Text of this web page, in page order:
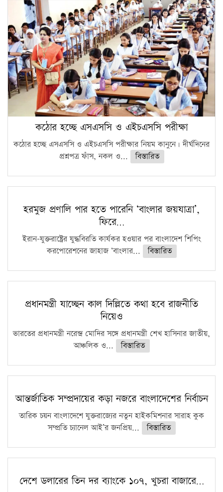
কঠোর হচ্ছে এসএসসি ও এইচএসসি পরীক্ষা
কঠোর হচ্ছে এসএসসি ও এইচএসসি পরীক্ষার নিয়ম কানুনে। দীর্ঘদিনের
প্রশ্নপত্র ফাঁস, নকল ও...
বিস্তারিত
হরমুজ প্রণালি পার হতে পারেনি ‘বাংলার জয়যাত্রা’,
ফিরে…
ইরান-যুক্তরাষ্ট্রের যুদ্ধবিরতি কার্যকর হওয়ার পর বাংলাদেশ শিপিং
করপোরেশনের জাহাজ ‘বাংলার...
বিস্তারিত
প্রধানমন্ত্রী যাচ্ছেন কাল দিল্লিতে কথা হবে রাজনীতি
নিয়েও
ভারতের প্রধানমন্ত্রী নরেন্দ্র মোদির সঙ্গে প্রধানমন্ত্রী শেখ হাসিনার জাতীয়,
আঞ্চলিক ও...
বিস্তারিত
আন্তর্জাতিক সম্প্রদায়ের কড়া নজরে বাংলাদেশের নির্বাচন
তারিক চয়ন বাংলাদেশে যুক্তরাজ্যের নতুন হাইকমিশনার সারাহ কুক
সম্প্রতি চ্যানেল আই’র জনপ্রিয়...
বিস্তারিত
দেশে ডলারের তিন দর ব্যাংকে ১০৭, খুচরা বাজারে…